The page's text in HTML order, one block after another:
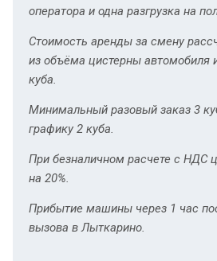
оператора и одна разгрузка на
Стоимость аренды за смену
из объёма цистерны автомобиля
куба.
Минимальный разовый заказ 3
графику 2 куба.
При безналичном расчете с НДС
на 20%.
Прибытие машины через 1 час
вызова в Лыткарино.